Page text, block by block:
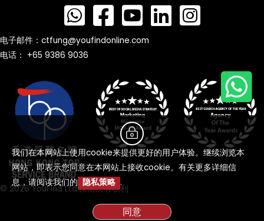
电子邮件： ctfung@youfindonline.com
电话： +65 9386 9036
© 2026 YouFind Ltd.保留所有权利
我们在本网站上使用cookie来提供更好的用户体验。继续浏览本
网站，即表示您同意在本网站上接收cookie。有关更多详细信
息，请阅读我们的 隐私策略 .
同意